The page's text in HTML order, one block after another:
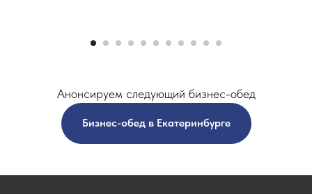
Анонсируем следующий бизнес-обед
Бизнес-обед в Екатеринбурге